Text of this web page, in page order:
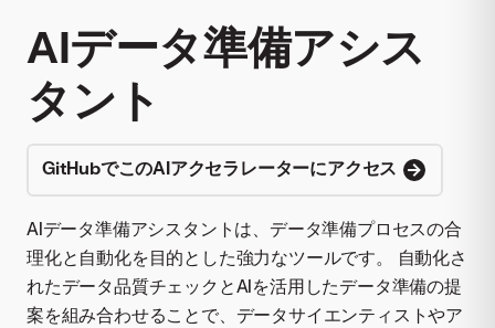
AIデータ準備アシス
タント
GitHubでこのAIアクセラレーターにアクセス
AIデータ準備アシスタントは、データ準備プロセスの合
理化と自動化を目的とした強力なツールです。 自動化さ
れたデータ品質チェックとAIを活用したデータ準備の提
案を組み合わせることで、データサイエンティストやア